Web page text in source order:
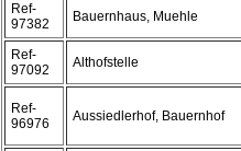
Ref-
97382
Bauernhaus, Muehle
Ref-
97092
Althofstelle
Ref-
96976
Aussiedlerhof, Bauernhof